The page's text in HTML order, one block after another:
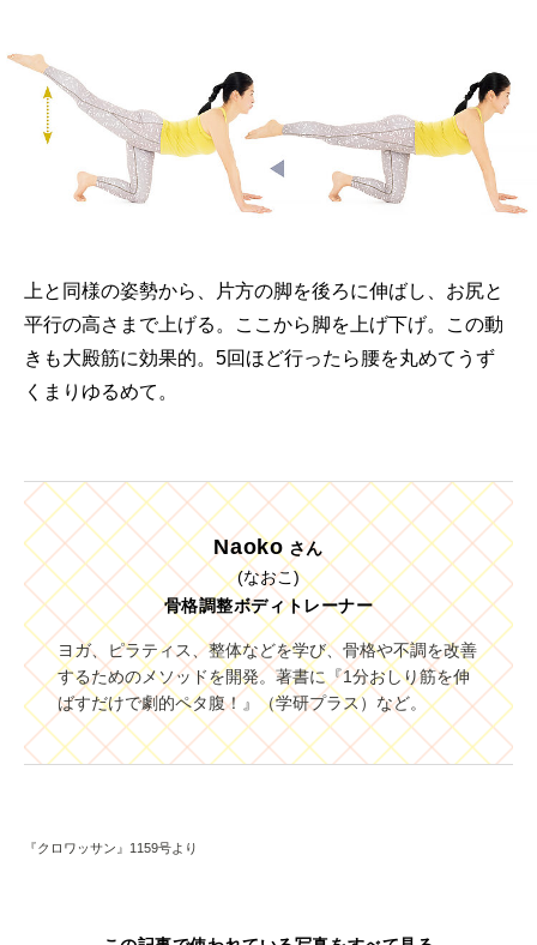
上と同様の姿勢から、片方の脚を後ろに伸ばし、お尻と
平行の高さまで上げる。ここから脚を上げ下げ。この動
きも大殿筋に効果的。5回ほど行ったら腰を丸めてうず
くまりゆるめて。
Naoko さん
(なおこ)
骨格調整ボディトレーナー
ヨガ、ピラティス、整体などを学び、骨格や不調を改善
するためのメソッドを開発。著書に『1分おしり筋を伸
ばすだけで劇的ペタ腹！』（学研プラス）など。
『クロワッサン』1159号より